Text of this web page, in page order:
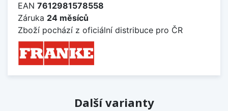
EAN 7612981578558
Záruka 24 měsíců
Zboží pochází z oficiální distribuce pro ČR
Další varianty